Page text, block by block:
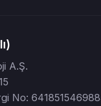
A.Ş.
No: